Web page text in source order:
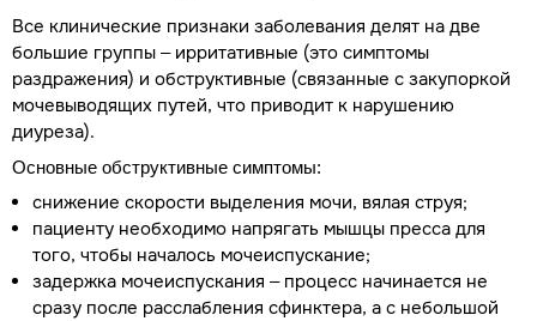
Все клинические признаки заболевания делят на две
большие группы – ирритативные (это симптомы
раздражения) и обструктивные (связанные с закупоркой
мочевыводящих путей, что приводит к нарушению
диуреза).
Основные обструктивные симптомы:
снижение скорости выделения мочи, вялая струя;
пациенту необходимо напрягать мышцы пресса для
того, чтобы началось мочеиспускание;
задержка мочеиспускания – процесс начинается не
сразу после расслабления сфинктера, а с небольшой